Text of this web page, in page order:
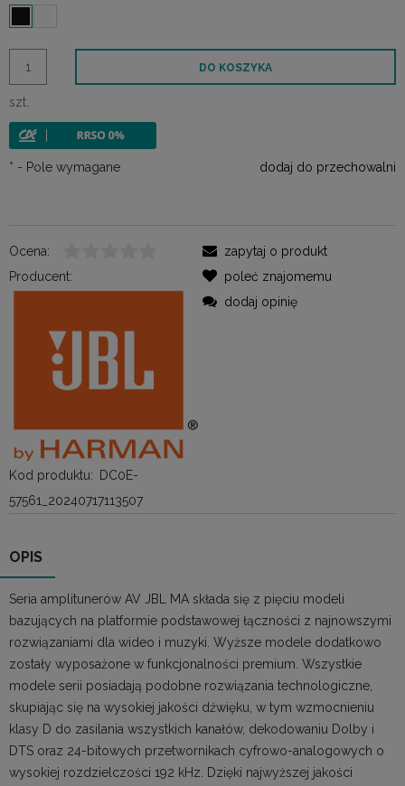
szt.
DO KOSZYKA
dodaj do przechowalni
* - Pole wymagane
Ocena:
Producent:
Kod produktu:
DC0E-
57561_20240717113507
zapytaj o produkt
poleć znajomemu
dodaj opinię
OPIS
Seria amplitunerów AV JBL MA składa się z pięciu modeli
bazujących na platformie podstawowej łączności z najnowszymi
rozwiązaniami dla wideo i muzyki. Wyższe modele dodatkowo
zostały wyposażone w funkcjonalności premium. Wszystkie
modele serii posiadają podobne rozwiązania technologiczne,
skupiając się na wysokiej jakości dźwięku, w tym wzmocnieniu
klasy D do zasilania wszystkich kanałów, dekodowaniu Dolby i
DTS oraz 24-bitowych przetwornikach cyfrowo-analogowych o
wysokiej rozdzielczości 192 kHz. Dzięki najwyższej jakości